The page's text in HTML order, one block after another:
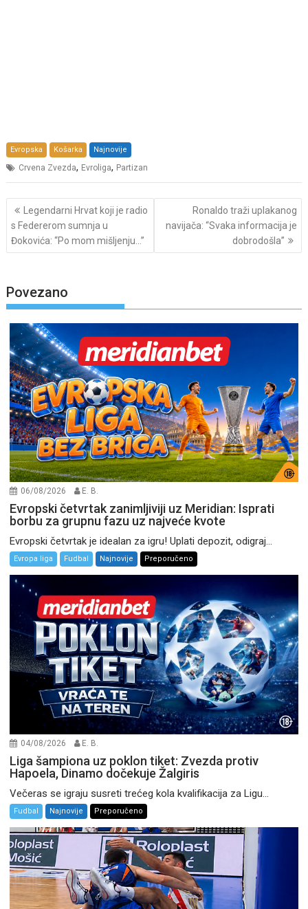
Evropska Košarka Najnovije
Crvena Zvezda, Evroliga, Partizan
Post
navigation
Legendarni Hrvat koji je radio
s Federerom sumnja u
Đokovića: “Po mom mišljenju…”
Ronaldo traži uplakanog
navijača: “Svaka informacija je
dobrodošla”
Povezano
06/08/2026 E. B.
Evropski četvrtak zanimljiviji uz Meridian: Isprati
borbu za grupnu fazu uz najveće kvote
Evropski četvrtak je idealan za igru! Uplati depozit, odigraj...
Evropa liga Fudbal Najnovije Preporučeno
04/08/2026 E. B.
Liga šampiona uz poklon tiket: Zvezda protiv
Hapoela, Dinamo dočekuje Žalgiris
Večeras se igraju susreti trećeg kola kvalifikacija za Ligu...
Fudbal Najnovije Preporučeno